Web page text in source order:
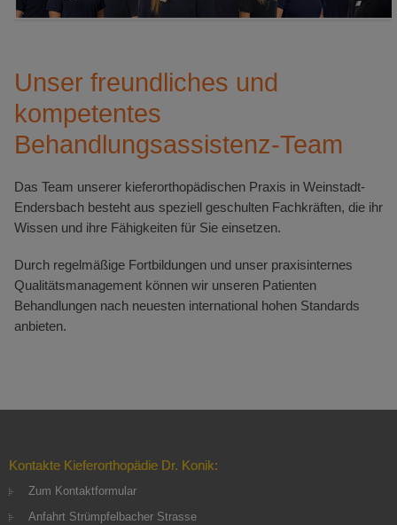
Unser freundliches und
kompetentes
Behandlungsassistenz-Team
Das Team unserer kieferorthopädischen Praxis in Weinstadt-
Endersbach besteht aus speziell geschulten Fachkräften, die ihr
Wissen und ihre Fähigkeiten für Sie einsetzen.
Durch regelmäßige Fortbildungen und unser praxisinternes
Qualitätsmanagement können wir unseren Patienten
Behandlungen nach neuesten international hohen Standards
anbieten.
Kontakte Kieferorthopädie Dr. Konik:
Zum Kontaktformular
Anfahrt Strümpfelbacher Strasse